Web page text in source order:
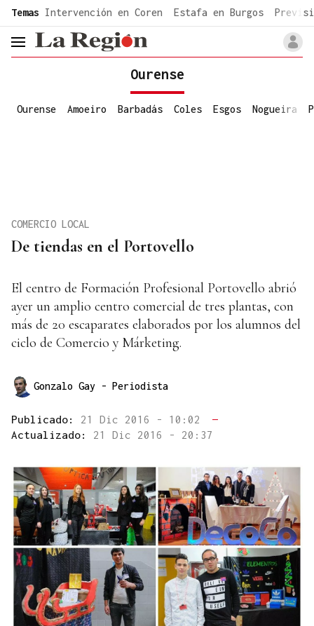
common.go-to-content
Temas Intervención en Coren Estafa en Burgos
header.menu.open
Ourense
Ourense Amoeiro Barbadás Coles Esgos Nogueira
De tiendas en el Portovello
COMERCIO LOCAL
El centro de Formación Profesional Portovello abrió
ayer un amplio centro comercial de tres plantas, con
más de 20 escaparates elaborados por los alumnos del
ciclo de Comercio y Márketing.
Gonzalo Gay - Periodista
Publicado: 21 Dic 2016 - 10:02
—
Actualizado: 21 Dic 2016 - 20:37